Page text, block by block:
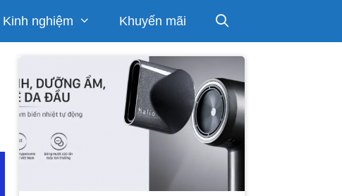
Kinh nghiệm Khuyến mãi